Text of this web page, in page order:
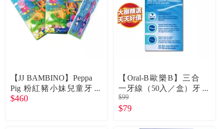
美容／個人清潔
食品／健康食補
名人嚴選
優惠券領取
優惠券查詢
【JJ BAMBINO】Peppa
Pig 粉紅豬小妹兒童牙
線*2包(50支/包)+牙刷*
$460
【Oral-B歐樂B】三合
一牙線（50入／盒）牙
橋專用
$99
$79